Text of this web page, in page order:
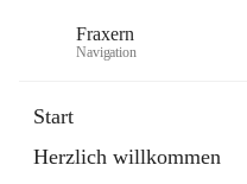
Fraxern
Navigation
Start
Herzlich willkommen